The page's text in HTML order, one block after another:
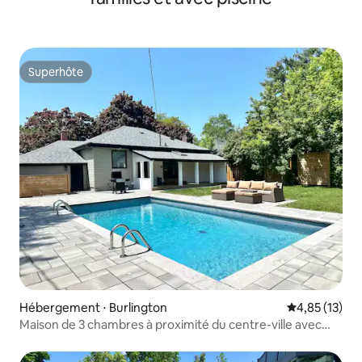
Superhôte
Superhôte
Hébergement ⋅ Burlington Évaluation
4,85 (13)
Maison de 3 chambres à proximité du centre-ville avec